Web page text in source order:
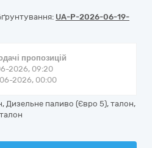
UA-P-2026-06-19-
пропозицій
2026, 09:20
2026, 00:00
Дизельне паливо (Євро 5), талон,